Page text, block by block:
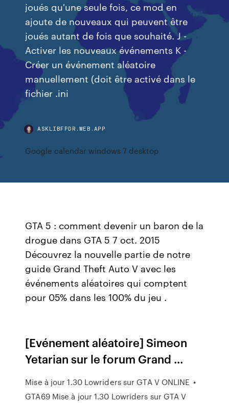
joués qu'une seule fois, ce mod en
ajoute de nouveaux qui peuvent être
joués autant de fois que souhaité. J -
Activer les nouveaux événements K -
Créer un événement aléatoire
manuellement (doit être activé dans le
fichier .ini
ASKLIBFPDR.WEB.APP
Google calendar windows 7 desktop
GTA 5 : comment devenir un baron de la
drogue dans GTA 5 7 oct. 2015
Découvrez la nouvelle partie de notre
guide Grand Theft Auto V avec les
événements aléatoires qui comptent
pour 05% dans les 100% du jeu .
[Evénement aléatoire] Simeon
Yetarian sur le forum Grand ...
Mise à jour 1.30 Lowriders sur GTA V ONLINE ⋆
GTA69 Mise à jour 1.30 Lowriders sur GTA V